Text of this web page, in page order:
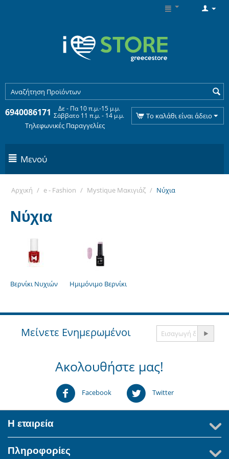
6940086171
Δε - Πα 10 π.μ.-15 μ.μ.
Σάββατο 11 π.μ. - 14 μ.μ.
Τηλεφωνικές Παραγγελίες
Το καλάθι είναι άδειο
Μενού
Αρχική / e - Fashion / Mystique Mακιγιάζ / Νύχια
Νύχια
Βερνίκι Νυχιών Ημιμόνιμο Βερνίκι
Μείνετε Ενημερωμένοι
Ακολουθήστε μας!
Facebook Twitter
Η εταιρεία
Πληροφορίες